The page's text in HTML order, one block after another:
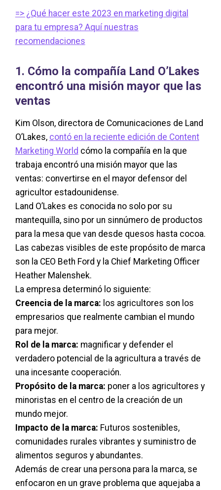
=> ¿Qué hacer este 2023 en marketing digital
para tu empresa? Aquí nuestras
recomendaciones
1. Cómo la compañía Land O’Lakes
encontró una misión mayor que las
ventas
Kim Olson, directora de Comunicaciones de Land
O’Lakes, contó en la reciente edición de Content
Marketing World cómo la compañía en la que
trabaja encontró una misión mayor que las
ventas: convertirse en el mayor defensor del
agricultor estadounidense.
Land O’Lakes es conocida no solo por su
mantequilla, sino por un sinnúmero de productos
para la mesa que van desde quesos hasta cocoa.
Las cabezas visibles de este propósito de marca
son la CEO Beth Ford y la Chief Marketing Officer
Heather Malenshek.
La empresa determinó lo siguiente:
Creencia de la marca: los agricultores son los
empresarios que realmente cambian el mundo
para mejor.
Rol de la marca: magnificar y defender el
verdadero potencial de la agricultura a través de
una incesante cooperación.
Propósito de la marca: poner a los agricultores y
minoristas en el centro de la creación de un
mundo mejor.
Impacto de la marca: Futuros sostenibles,
comunidades rurales vibrantes y suministro de
alimentos seguros y abundantes.
Además de crear una persona para la marca, se
enfocaron en un grave problema que aquejaba a